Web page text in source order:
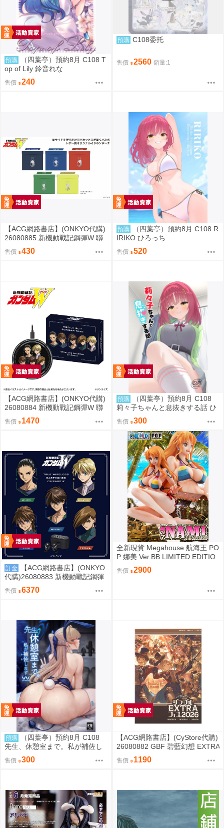
預購
（四葉亭）預約8月 C108 T
op of Lily 鈴音れな
售價 240
預購 C108委托
售價 2560 銷量:1
【ACG網路書店】(ONKYO代購)
26080885 新機動戰記鋼彈W 聯
名耳機 收納包
售價 430
預購
（四葉亭）預約8月 C108 R
IRIKO ひろっち
售價 520
【ACG網路書店】(ONKYO代購)
26080884 新機動戰記鋼彈W 聯
名耳機 專屬充電器
售價 1470
預購
（四葉亭）預約8月 C108
莉々子ちゃんと息抜きする話 ひ
ろっち
售價 300
訂金
【ACG網路書店】(ONKYO
代購)26080883 新機動戰記鋼彈
W 聯名耳機 CP-TWS01F
售價 6370
全新現貨 Megahouse 航海王 PO
P 娜美 Ver.BB LIMITED EDITIO
N PVC
售價 2900
預購
（四葉亭）預約8月 C108
先生、休憩室まで。私が補佐し
ますVV かのぱん
售價 300
【ACG網路書店】(CyStore代購)
26080882 GBF 碧藍幻想 EXTRA
Fes 2026 場刊 附:序號
售價 1190